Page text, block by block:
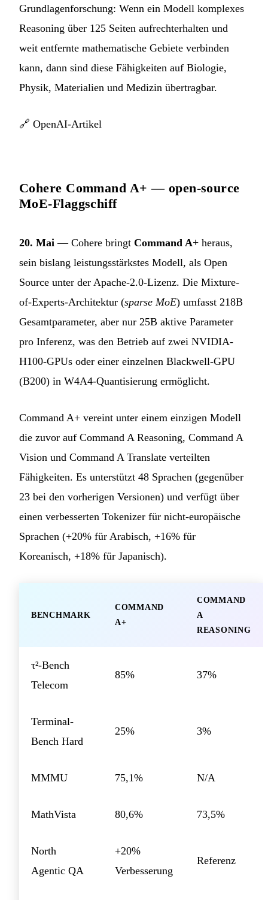
Grundlagenforschung: Wenn ein Modell komplexes
Reasoning über 125 Seiten aufrechterhalten und
weit entfernte mathematische Gebiete verbinden
kann, dann sind diese Fähigkeiten auf Biologie,
Physik, Materialien und Medizin übertragbar.
🔗 OpenAI-Artikel
Cohere Command A+ — open-source
MoE-Flaggschiff
20. Mai — Cohere bringt Command A+ heraus,
sein bislang leistungsstärkstes Modell, als Open
Source unter der Apache-2.0-Lizenz. Die Mixture-
of-Experts-Architektur (sparse MoE) umfasst 218B
Gesamtparameter, aber nur 25B aktive Parameter
pro Inferenz, was den Betrieb auf zwei NVIDIA-
H100-GPUs oder einer einzelnen Blackwell-GPU
(B200) in W4A4-Quantisierung ermöglicht.
Command A+ vereint unter einem einzigen Modell
die zuvor auf Command A Reasoning, Command A
Vision und Command A Translate verteilten
Fähigkeiten. Es unterstützt 48 Sprachen (gegenüber
23 bei den vorherigen Versionen) und verfügt über
einen verbesserten Tokenizer für nicht-europäische
Sprachen (+20% für Arabisch, +16% für
Koreanisch, +18% für Japanisch).
BENCHMARK
COMMAND
A+
COMMAND
A
REASONING
τ²-Bench
Telecom
85% 37%
Terminal-
Bench Hard
25% 3%
MMMU 75,1% N/A
MathVista 80,6% 73,5%
North
Agentic QA
+20%
Verbesserung
Referenz